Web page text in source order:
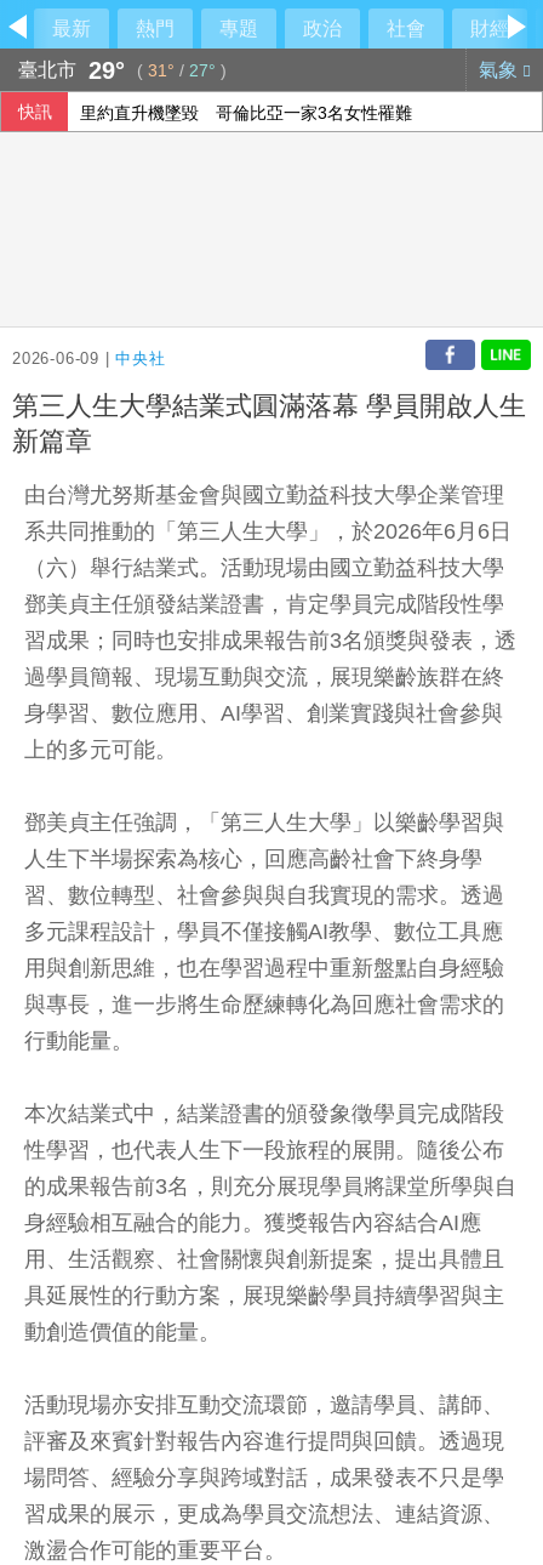
最新 熱門 專題 政治 社會
財經
臺北市 29° ( 31° / 27° ) 氣象
快訊 里約直升機墜毀 哥倫比亞一家3名女性罹難
2026-06-09 |中央社
第三人生大學結業式圓滿落幕 學員開啟人生
新篇章
由台灣尤努斯基金會與國立勤益科技大學企業管理
系共同推動的「第三人生大學」，於2026年6月6日
（六）舉行結業式。活動現場由國立勤益科技大學
鄧美貞主任頒發結業證書，肯定學員完成階段性學
習成果；同時也安排成果報告前3名頒獎與發表，透
過學員簡報、現場互動與交流，展現樂齡族群在終
身學習、數位應用、AI學習、創業實踐與社會參與
上的多元可能。
鄧美貞主任強調，「第三人生大學」以樂齡學習與
人生下半場探索為核心，回應高齡社會下終身學
習、數位轉型、社會參與與自我實現的需求。透過
多元課程設計，學員不僅接觸AI教學、數位工具應
用與創新思維，也在學習過程中重新盤點自身經驗
與專長，進一步將生命歷練轉化為回應社會需求的
行動能量。
本次結業式中，結業證書的頒發象徵學員完成階段
性學習，也代表人生下一段旅程的展開。隨後公布
的成果報告前3名，則充分展現學員將課堂所學與自
身經驗相互融合的能力。獲獎報告內容結合AI應
用、生活觀察、社會關懷與創新提案，提出具體且
具延展性的行動方案，展現樂齡學員持續學習與主
動創造價值的能量。
活動現場亦安排互動交流環節，邀請學員、講師、
評審及來賓針對報告內容進行提問與回饋。透過現
場問答、經驗分享與跨域對話，成果發表不只是學
習成果的展示，更成為學員交流想法、連結資源、
激盪合作可能的重要平台。